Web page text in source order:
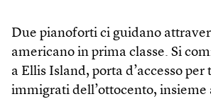
Due pianoforti ci guidano
americano in prima classe. Si
a Ellis Island, porta d’accesso per
immigrati dell’ottocento, insieme